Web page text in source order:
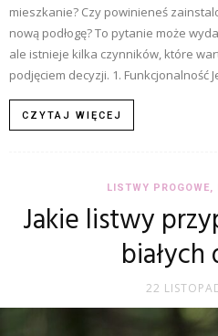
mieszkanie? Czy powinieneś
nową podłogę? To pytanie może
ale istnieje kilka czynników, które
podjęciem decyzji. 1. Funkcjonalność
CZYTAJ WIĘCEJ
LISTWY PROGOWE,
Jakie listwy
22